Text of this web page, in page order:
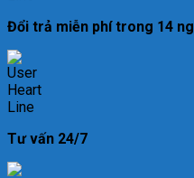
Đổi trả miễn phí trong 14
Tư vấn 24/7